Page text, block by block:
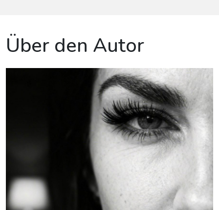
Über den Autor